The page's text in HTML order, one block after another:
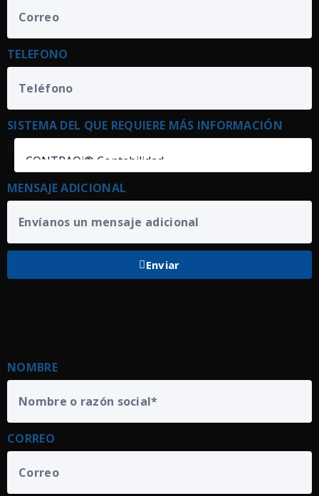
TELEFONO
SISTEMA DEL QUE REQUIERE MÁS INFORMACIÓN
MENSAJE ADICIONAL
Enviar
NOMBRE
CORREO